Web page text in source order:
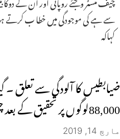
سے ہے کی موجودگی میں خطا ب کرتے
کہاکہ
ضیابطیس کا آلودگی سے تعلق
88,000لوگوں پر تحقیق کے بعد چینی سروے کا دعوی
مارچ 14, 2019